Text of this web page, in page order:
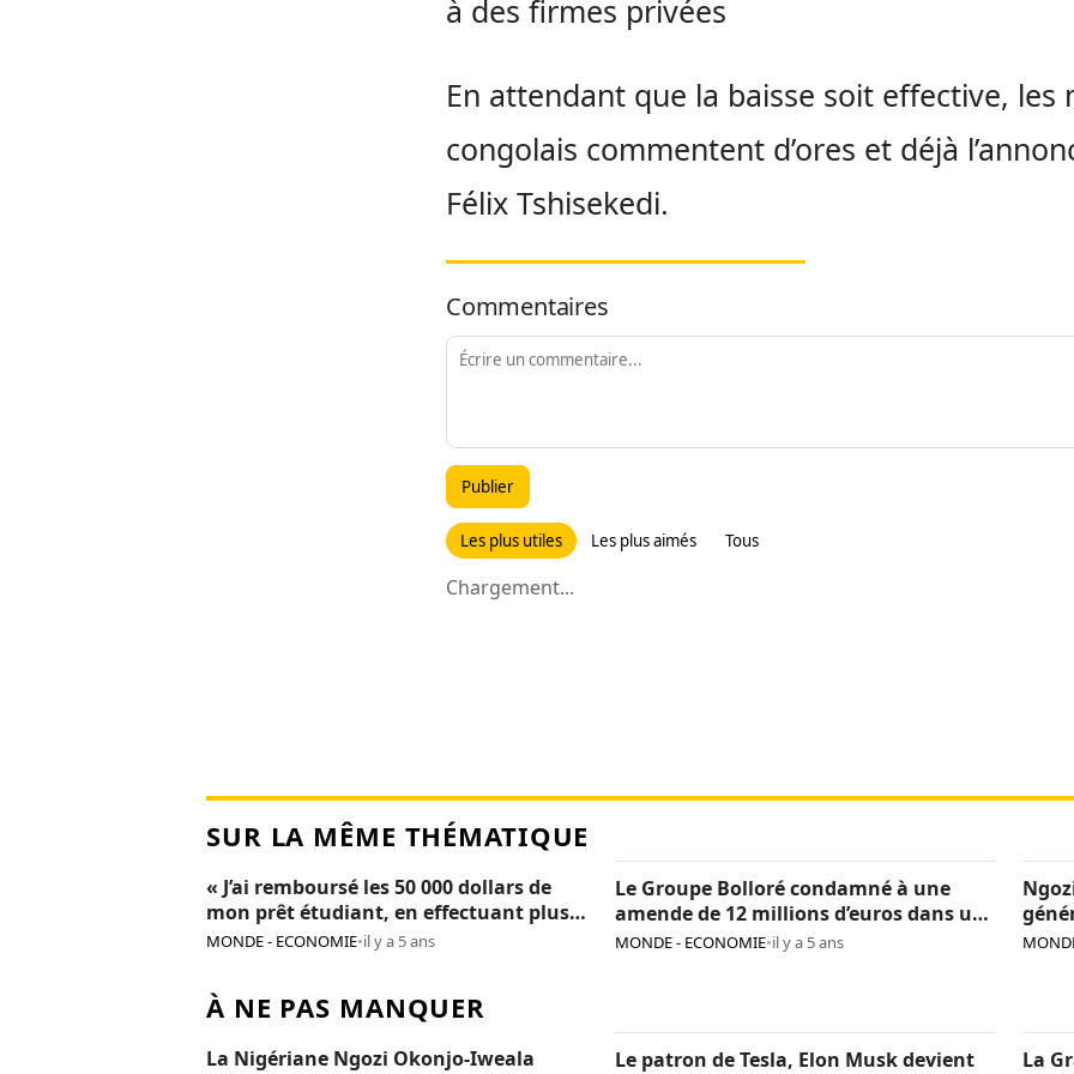
à des firmes privées
En attendant que la baisse soit effective, les
congolais commentent d’ores et déjà
Félix Tshisekedi.
Commentaires
Publier
Les plus utiles Les plus aimés Tous
Chargement...
SUR LA MÊME THÉMATIQUE
« J’ai remboursé les 50 000 dollars de
mon prêt étudiant, en effectuant plus
de 300 petits boulots »
MONDE - ECONOMIE•il y a 5 ans
Le Groupe Bolloré condamné à une
amende de 12 millions d’euros dans une
affaire de corruption en Afrique
MONDE - ECONOMIE•il y a 5 ans
À NE PAS MANQUER
La Nigériane Ngozi Okonjo-Iweala
Le patron de Tesla, Elon Musk devient
La